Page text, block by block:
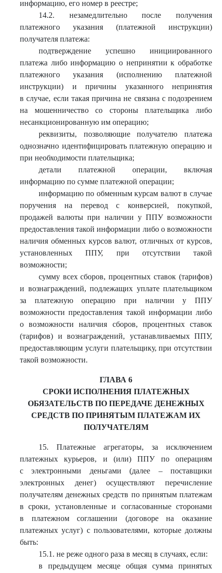
информацию, его номер в реестре;
14.2. незамедлительно после получения
платежного указания (платежной инструкции)
получателя платежа:
подтверждение успешно инициированного
платежа либо информацию о непринятии к обработке
платежного указания (исполнению платежной
инструкции) и причины указанного непринятия
в случае, если такая причина не связана с подозрением
на мошенничество со стороны плательщика либо
несанкционированную им операцию;
реквизиты, позволяющие получателю платежа
однозначно идентифицировать платежную операцию и
при необходимости плательщика;
детали платежной операции, включая
информацию по сумме платежной операции;
информацию по обменным курсам валют в случае
поручения на перевод с конверсией, покупкой,
продажей валюты при наличии у ППУ возможности
предоставления такой информации либо о возможности
наличия обменных курсов валют, отличных от курсов,
установленных ППУ, при отсутствии такой
возможности;
сумму всех сборов, процентных ставок (тарифов)
и вознаграждений, подлежащих уплате плательщиком
за платежную операцию при наличии у ППУ
возможности предоставления такой информации либо
о возможности наличия сборов, процентных ставок
(тарифов) и вознаграждений, устанавливаемых ППУ,
предоставляющим услуги плательщику, при отсутствии
такой возможности.
ГЛАВА 6
СРОКИ ИСПОЛНЕНИЯ ПЛАТЕЖНЫХ
ОБЯЗАТЕЛЬСТВ ПО ПЕРЕДАЧЕ ДЕНЕЖНЫХ
СРЕДСТВ ПО ПРИНЯТЫМ ПЛАТЕЖАМ ИХ
ПОЛУЧАТЕЛЯМ
15. Платежные агрегаторы, за исключением
платежных курьеров, и (или) ППУ по операциям
с электронными деньгами (далее – поставщики
электронных денег) осуществляют перечисление
получателям денежных средств по принятым платежам
в сроки, установленные и согласованные сторонами
в платежном соглашении (договоре на оказание
платежных услуг) с пользователями, которые должны
быть:
15.1. не реже одного раза в месяц в случаях, если:
в предыдущем месяце общая сумма принятых